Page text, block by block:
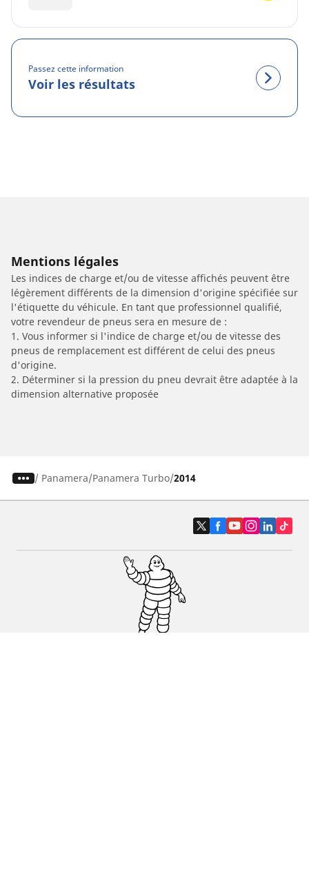
Passez cette information
Voir les résultats
Mentions légales
Les indices de charge et/ou de vitesse affichés peuvent être
légèrement différents de la dimension d'origine spécifiée sur
l'étiquette du véhicule. En tant que professionnel qualifié,
votre revendeur de pneus sera en mesure de :
1. Vous informer si l'indice de charge et/ou de vitesse des
pneus de remplacement est différent de celui des pneus
d'origine.
2. Déterminer si la pression du pneu devrait être adaptée à la
dimension alternative proposée
/ Panamera Panamera Turbo 2014